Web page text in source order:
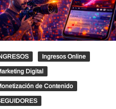
Ingresos Online
Digital
de Contenido